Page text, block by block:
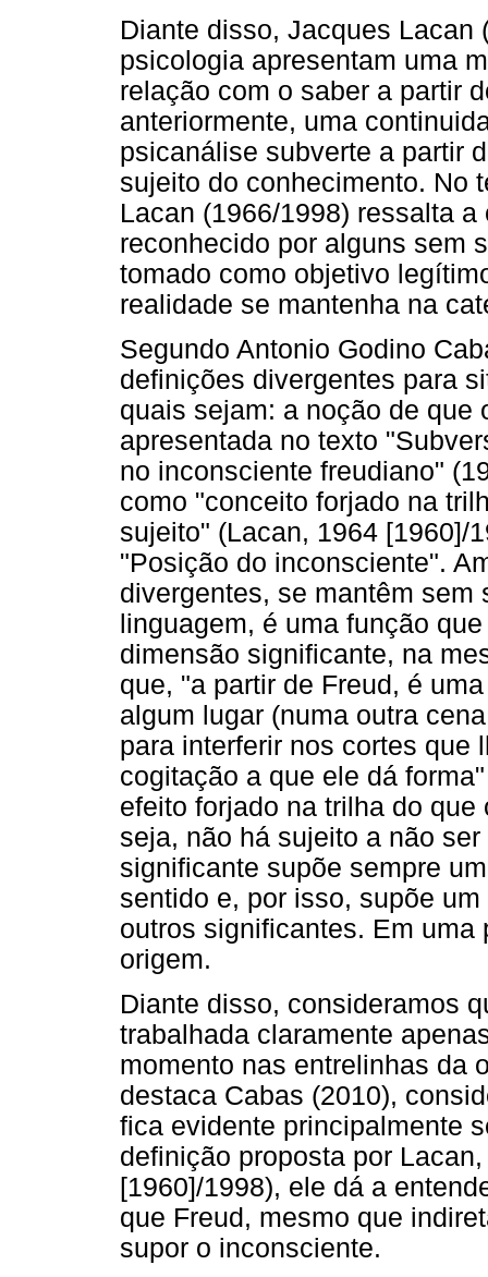
Diante disso, Jacques Lacan
psicologia apresentam uma
relação com o saber a partir
anteriormente, uma
psicanálise subverte a partir
sujeito do conhecimento. No
Lacan (1966/1998) ressalta
reconhecido por alguns sem
tomado como objetivo
realidade se mantenha na
Segundo Antonio Godino
definições divergentes para
quais sejam: a noção de que
apresentada no texto
no inconsciente freudiano"
como "conceito forjado na
sujeito" (Lacan, 1964 [1960]/
"Posição do inconsciente".
divergentes, se mantêm sem
linguagem, é uma função
dimensão significante, na
que, "a partir de Freud, é
algum lugar (numa outra
para interferir nos cortes que
cogitação a que ele dá
efeito forjado na trilha do
seja, não há sujeito a não
significante supõe sempre
sentido e, por isso, supõe
outros significantes. Em
origem.
Diante disso, consideramos
trabalhada claramente
momento nas entrelinhas da
destaca Cabas (2010),
fica evidente principalmente
definição proposta por
[1960]/1998), ele dá a
que Freud, mesmo que
supor o inconsciente.